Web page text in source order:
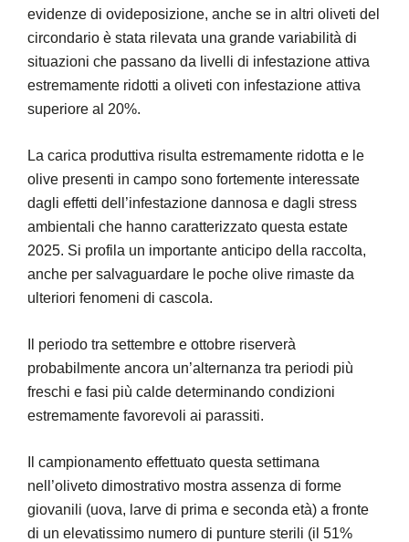
evidenze di ovideposizione, anche se in altri oliveti del
circondario è stata rilevata una grande variabilità di
situazioni che passano da livelli di infestazione attiva
estremamente ridotti a oliveti con infestazione attiva
superiore al 20%.
La carica produttiva risulta estremamente ridotta e le
olive presenti in campo sono fortemente interessate
dagli effetti dell’infestazione dannosa e dagli stress
ambientali che hanno caratterizzato questa estate
2025. Si profila un importante anticipo della raccolta,
anche per salvaguardare le poche olive rimaste da
ulteriori fenomeni di cascola.
Il periodo tra settembre e ottobre riserverà
probabilmente ancora un’alternanza tra periodi più
freschi e fasi più calde determinando condizioni
estremamente favorevoli ai parassiti.
Il campionamento effettuato questa settimana
nell’oliveto dimostrativo mostra assenza di forme
giovanili (uova, larve di prima e seconda età) a fronte
di un elevatissimo numero di punture sterili (il 51%